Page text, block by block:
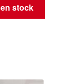
stock